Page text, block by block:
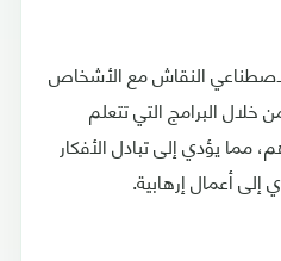
النقاش مع الأشخاص
البرامج التي تتعلم
مما يؤدي إلى تبادل الأفكار
أعمال إرهابية.